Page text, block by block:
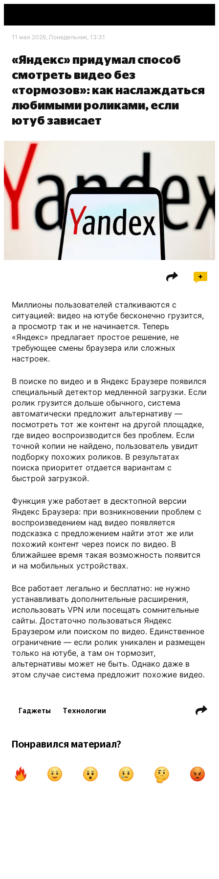
11 мая 2026, Понедельник, 13:31
«Яндекс» придумал способ
смотреть видео без
«тормозов»: как наслаждаться
любимыми роликами, если
ютуб зависает
shutterstock.com
Миллионы пользователей сталкиваются с
ситуацией: видео на ютубе бесконечно грузится,
а просмотр так и не начинается. Теперь
«Яндекс» предлагает простое решение, не
требующее смены браузера или сложных
настроек.
В поиске по видео и в Яндекс Браузере появился
специальный детектор медленной загрузки. Если
ролик грузится дольше обычного, система
автоматически предложит альтернативу —
посмотреть тот же контент на другой площадке,
где видео воспроизводится без проблем. Если
точной копии не найдено, пользователь увидит
подборку похожих роликов. В результатах
поиска приоритет отдается вариантам с
быстрой загрузкой.
Функция уже работает в десктопной версии
Яндекс Браузера: при возникновении проблем с
воспроизведением над видео появляется
подсказка с предложением найти этот же или
похожий контент через поиск по видео. В
ближайшее время такая возможность появится
и на мобильных устройствах.
Все работает легально и бесплатно: не нужно
устанавливать дополнительные расширения,
использовать VPN или посещать сомнительные
сайты. Достаточно пользоваться Яндекс
Браузером или поиском по видео. Единственное
ограничение — если ролик уникален и размещен
только на ютубе, а там он тормозит,
альтернативы может не быть. Однако даже в
этом случае система предложит похожие видео.
Гаджеты Технологии
Понравился материал?